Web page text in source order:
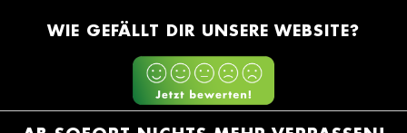
WIE GEFÄLLT DIR UNSERE WEBSITE?